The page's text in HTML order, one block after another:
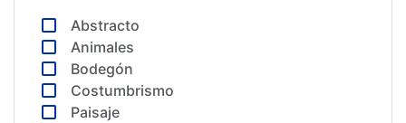
Abstracto
Animales
Bodegón
Costumbrismo
Paisaje